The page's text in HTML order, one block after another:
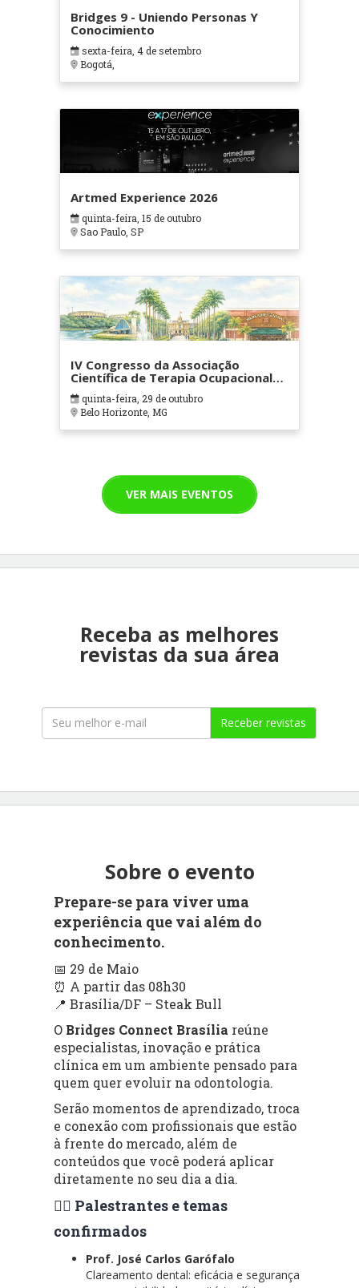
Bridges 9 - Uniendo Personas Y
Conocimiento
sexta-feira, 4 de setembro
Bogotá,
Artmed Experience 2026
quinta-feira, 15 de outubro
Sao Paulo, SP
IV Congresso da Associação
Científica de Terapia Ocupacional
em Contextos Hospitalares e
Cuidados Paliativos - ATOHOSP
quinta-feira, 29 de outubro
Belo Horizonte, MG
VER MAIS EVENTOS
Receba as melhores
revistas da sua área
Receber revistas
Sobre o evento
Prepare-se para viver uma
experiência que vai além do
conhecimento.
📅 29 de Maio
⏰ A partir das 08h30
📍 Brasília/DF – Steak Bull
O Bridges Connect Brasília reúne
especialistas, inovação e prática
clínica em um ambiente pensado para
quem quer evoluir na odontologia.
Serão momentos de aprendizado, troca
e conexão com profissionais que estão
à frente do mercado, além de
conteúdos que você poderá aplicar
diretamente no seu dia a dia.
👨‍⚕️ Palestrantes e temas
confirmados
Prof. José Carlos Garófalo
Clareamento dental: eficácia e segurança